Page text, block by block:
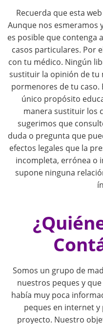
a
g
Recuerda que esta
Aunque nos esmeramos
es posible que contenga
casos particulares. Por
con tu médico. Ningún
sustituir la opinión de tu
pormenores de tu
único propósito
manera sustituir los
sugerimos que
duda o pregunta que
efectos legales que la
incompleta, errónea o
supone ninguna
Somos un grupo de
nuestros peques y
había muy poca
peques en internet
proyecto. Nuestro